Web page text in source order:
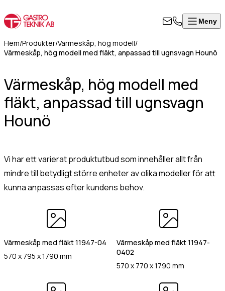
Meny
Hem/Produkter/Värmeskåp, hög modell/
Värmeskåp, hög modell med fläkt, anpassad till ugnsvagn Hounö
Värmeskåp, hög modell med
fläkt, anpassad till ugnsvagn
Hounö
Vi har ett varierat produktutbud som innehåller allt från
mindre till betydligt större enheter av olika modeller för att
kunna anpassas efter kundens behov.
Värmeskåp med fläkt 11947-04
570 x 795 x 1790 mm
Värmeskåp med fläkt 11947-
0402
570 x 770 x 1790 mm
Stäng
Om
oss
Kontakt
i formuläret
för att
oss så
vi så
(Obligatoriskt)
(Obligatoriskt)
Värmeskåp med skjutdörrar
Värmeri/vattenbad med inredning
Värmeri för korv, mos, bröd
Värmehurts
Vattenbad på stativ, slät underhylla
Vattenbad för infällnad/inbyggnad
Vattenbad bänkmodell
Värmevagnar
Dispenser för korg/bricka/kantin
Värmehäll
Hamburgervärmeri
Utlämningshylla